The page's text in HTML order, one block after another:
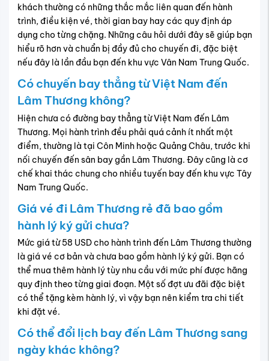
khách thường có những thắc mắc liên quan đến hành
trình, điều kiện vé, thời gian bay hay các quy định áp
dụng cho từng chặng. Những câu hỏi dưới đây sẽ giúp bạn
hiểu rõ hơn và chuẩn bị đầy đủ cho chuyến đi, đặc biệt
nếu đây là lần đầu bạn đến khu vực Vân Nam Trung Quốc.
Có chuyến bay thẳng từ Việt Nam đến
Lâm Thương không?
Hiện chưa có đường bay thẳng từ Việt Nam đến Lâm
Thương. Mọi hành trình đều phải quá cảnh ít nhất một
điểm, thường là tại Côn Minh hoặc Quảng Châu, trước khi
nối chuyến đến sân bay gần Lâm Thương. Đây cũng là cơ
chế khai thác chung cho nhiều tuyến bay đến khu vực Tây
Nam Trung Quốc.
Giá vé đi Lâm Thương rẻ đã bao gồm
hành lý ký gửi chưa?
Mức giá từ 58 USD cho hành trình đến Lâm Thương thường
là giá vé cơ bản và chưa bao gồm hành lý ký gửi. Bạn có
thể mua thêm hành lý tùy nhu cầu với mức phí được hãng
quy định theo từng giai đoạn. Một số đợt ưu đãi đặc biệt
có thể tặng kèm hành lý, vì vậy bạn nên kiểm tra chi tiết
khi đặt vé.
Có thể đổi lịch bay đến Lâm Thương sang
ngày khác không?